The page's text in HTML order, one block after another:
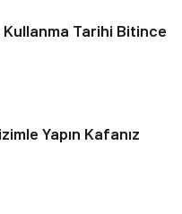
Kullanma Tarihi Bitince
Yapın Kafanız